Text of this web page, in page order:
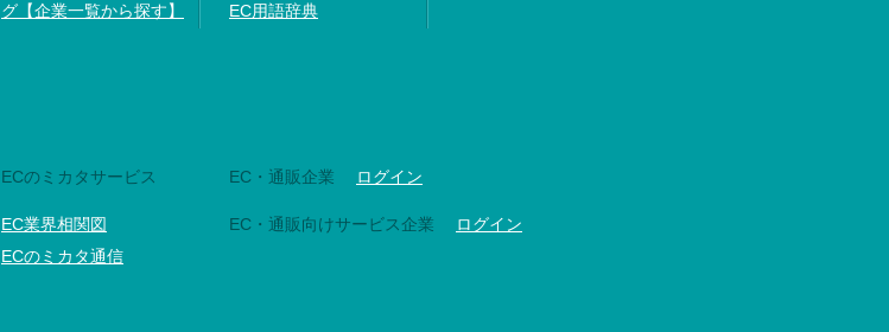
グ【企業一覧から探す】
EC用語辞典
ECのミカタサービス
EC業界相関図
ECのミカタ通信
EC・通販企業 ログイン
EC・通販向けサービス企業 ログイン